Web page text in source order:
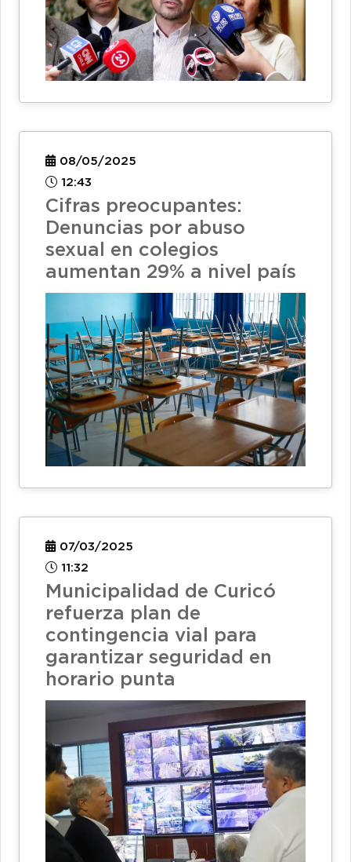
08/05/2025
12:43
Cifras preocupantes:
Denuncias por abuso
sexual en colegios
aumentan 29% a nivel país
07/03/2025
11:32
Municipalidad de Curicó
refuerza plan de
contingencia vial para
garantizar seguridad en
horario punta